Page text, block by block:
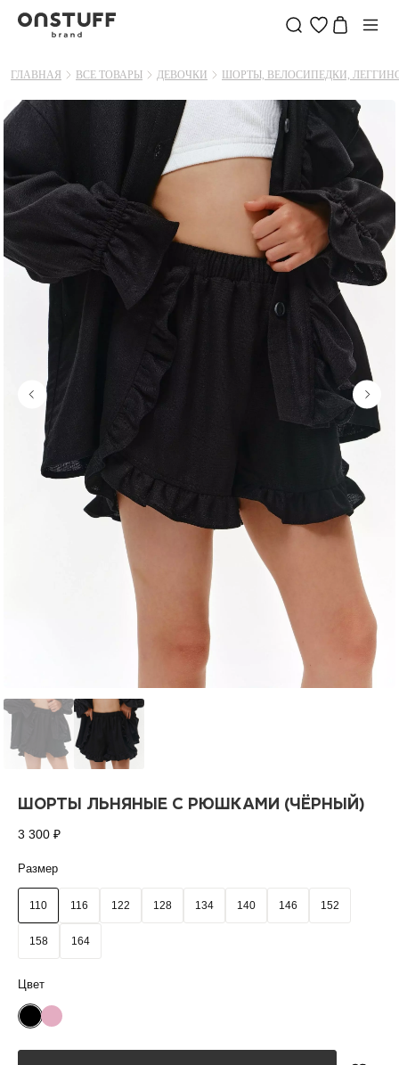
ГЛАВНАЯ ВСЕ ТОВАРЫ ДЕВОЧКИ ШОРТЫ, ВЕЛОСИПЕДКИ,
ШОРТЫ ЛЬНЯНЫЕ С РЮШКАМИ (ЧЁРНЫЙ)
3 300 ₽
Размер
110 116 122 128 134 140 146 152
158 164